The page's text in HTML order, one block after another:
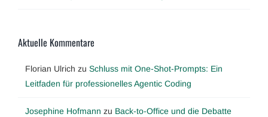
Aktuelle Kommentare
Florian Ulrich zu Schluss mit One-Shot-Prompts: Ein
Leitfaden für professionelles Agentic Coding
Josephine Hofmann zu Back-to-Office und die Debatte